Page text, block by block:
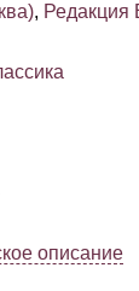
,
описание